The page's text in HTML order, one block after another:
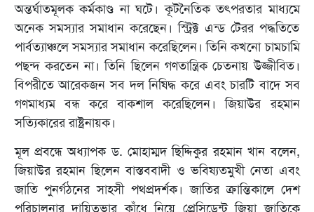
অন্তর্ঘাতমূলক কর্মকাণ্ড না ঘটে। কূটনৈতিক তৎপরতার মাধ্যমে
অনেক সমস্যার সমাধান করেছেন। স্ট্রিক্ট এন্ড টেরর পদ্ধতিতে
পার্বত্যাঞ্চলে সমস্যার সমাধান করেছিলেন। তিনি কখনো চামচামি
পছন্দ করতেন না। তিনি ছিলেন গণতান্ত্রিক চেতনায় উজ্জীবিত।
বিপরীতে আরেকজন সব দল নিষিদ্ধ করে এবং চারটি বাদে সব
গণমাধ্যম বন্ধ করে বাকশাল করেছিলেন। জিয়াউর রহমান
সত্যিকারের রাষ্ট্রনায়ক।
মূল প্রবন্ধে অধ্যাপক ড. মোহাম্মদ ছিদ্দিকুর রহমান খান বলেন,
জিয়াউর রহমান ছিলেন বাস্তববাদী ও ভবিষ্যতমুখী নেতা এবং
জাতি পুনর্গঠনের সাহসী পথপ্রদর্শক। জাতির ক্রান্তিকালে দেশ